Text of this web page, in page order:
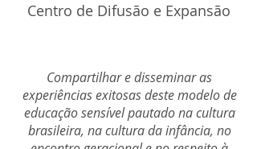
Centro de Difusão e Expansão
Compartilhar e disseminar as
experiências exitosas deste modelo de
educação sensível pautado na cultura
brasileira, na cultura da infância, no